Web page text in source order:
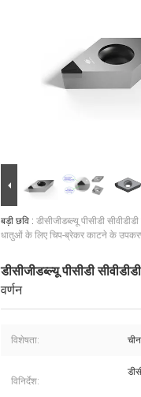
बड़ी छवि : डीसीजीडब्ल्यू पीसीडी
धातुओं के लिए चिप-ब्रेकर काटने के
डीसीजीडब्ल्यू पीसीडी
वर्णन
विशेषता:
विनिर्देश: